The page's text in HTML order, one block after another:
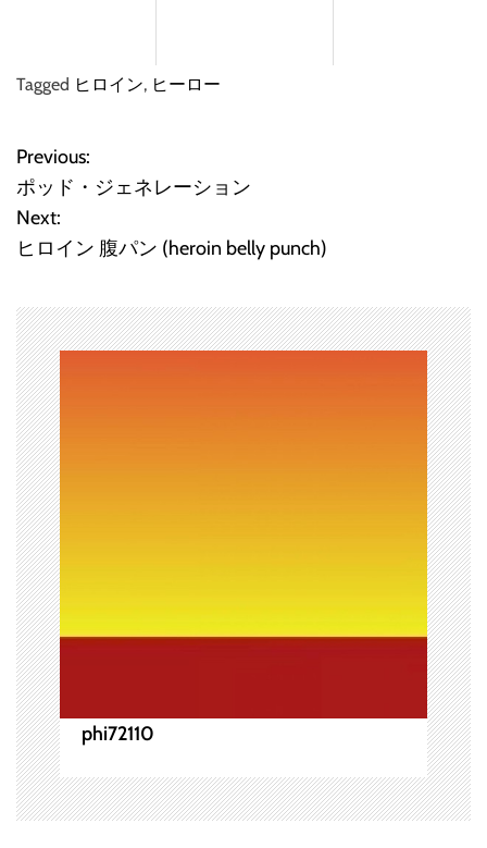
Tagged ヒロイン, ヒーロー
投
稿
ナ
ビ
ゲ
ー
シ
ョ
ン
Previous:
ポッド・ジェネレーション
Next:
ヒロイン 腹パン (heroin belly punch)
phi72110